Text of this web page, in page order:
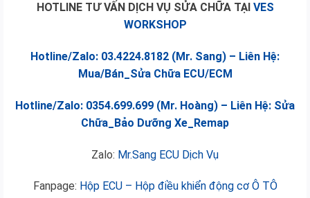
HOTLINE TƯ VẤN DỊCH VỤ SỬA CHỮA TẠI VES
WORKSHOP
Hotline/Zalo: 03.4224.8182 (Mr. Sang) – Liên Hệ:
Mua/Bán_Sửa Chữa ECU/ECM
Hotline/Zalo: 0354.699.699 (Mr. Hoàng) – Liên Hệ: Sửa
Chữa_Bảo Dưỡng Xe_Remap
Zalo: Mr.Sang ECU Dịch Vụ
Fanpage: Hộp ECU – Hộp điều khiển động cơ Ô TÔ